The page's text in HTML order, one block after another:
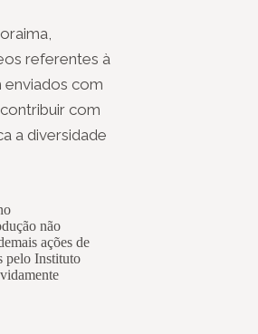
referentes à
enviados com
com
a diversidade
não
ações de
pelo Instituto